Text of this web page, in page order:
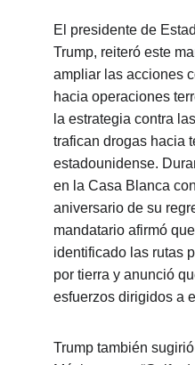
El presidente de
Trump, reiteró este
ampliar las acciones
hacia operaciones
la estrategia contra
trafican drogas hacia
estadounidense.
en la Casa Blanca
aniversario de su
mandatario afirmó
identificado las rutas
por tierra y anunció
esfuerzos dirigidos a
Trump también